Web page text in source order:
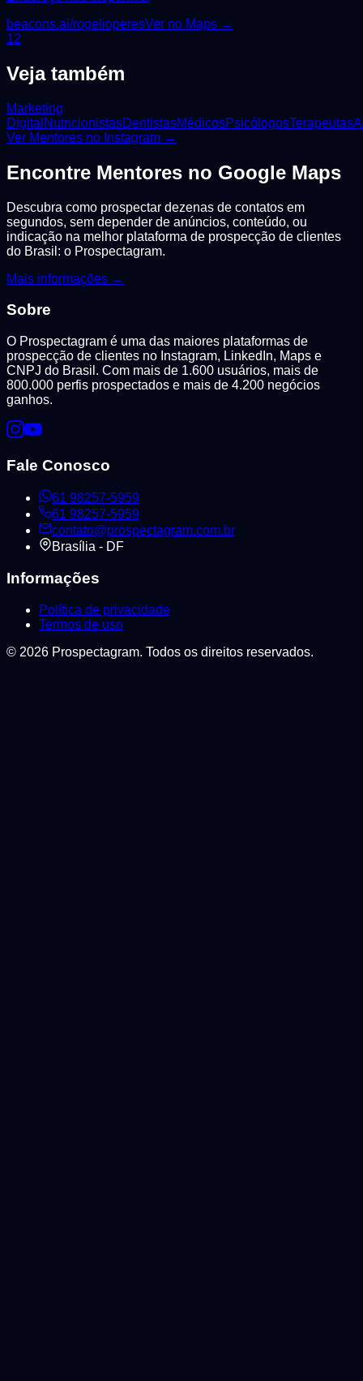
beacons.ai/rogelioperesVer no Maps →
12
Veja também
Marketing
Digital NutricionistasDentistasMédicosPsicólogosTerapeutas
Ver Mentores no Instagram →
Encontre Mentores no Google Maps
Descubra como prospectar dezenas de contatos em
segundos, sem depender de anúncios, conteúdo, ou
indicação na melhor plataforma de prospecção de clientes
do Brasil: o Prospectagram.
Mais informações →
Sobre
O Prospectagram é uma das maiores plataformas de
prospecção de clientes no Instagram, LinkedIn, Maps e
CNPJ do Brasil. Com mais de 1.600 usuários, mais de
800.000 perfis prospectados e mais de 4.200 negócios
ganhos.
Fale Conosco
61 98257-5959
61 98257-5959
contato@prospectagram.com.br
Brasília - DF
Informações
Política de privacidade
Termos de uso
© 2026 Prospectagram. Todos os direitos reservados.